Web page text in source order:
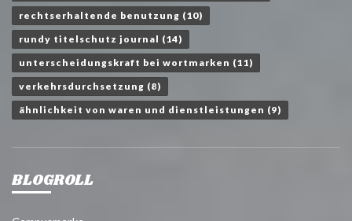
rechtserhaltende benutzung (10)
rundy titelschutz journal (14)
unterscheidungskraft bei wortmarken (11)
verkehrsdurchsetzung (8)
ähnlichkeit von waren und dienstleistungen (9)
BLOGROLL